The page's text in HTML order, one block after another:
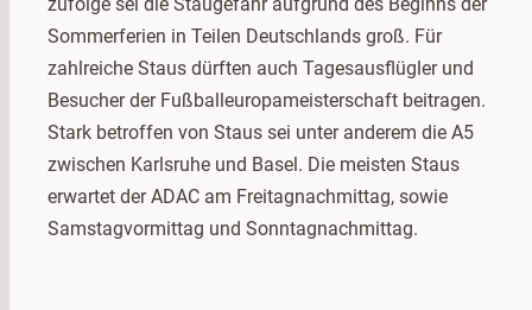
Sommerferien in Teilen Deutschlands groß. Für
zahlreiche Staus dürften auch Tagesausflügler und
Besucher der Fußballeuropameisterschaft beitragen.
Stark betroffen von Staus sei unter anderem die A5
zwischen Karlsruhe und Basel. Die meisten Staus
erwartet der ADAC am Freitagnachmittag, sowie
Samstagvormittag und Sonntagnachmittag.